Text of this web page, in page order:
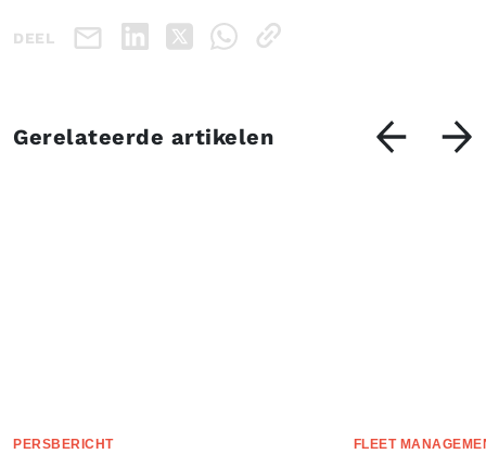
DEEL
Gerelateerde artikelen
PERSBERICHT FLEET